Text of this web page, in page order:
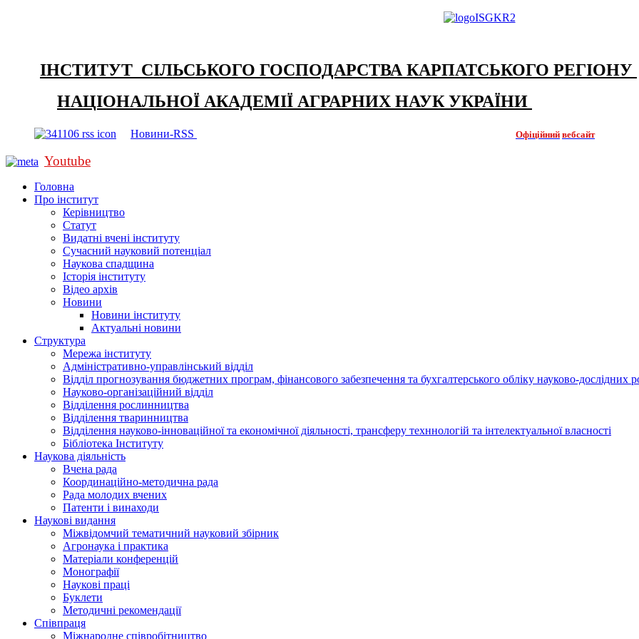
ІНСТИТУТ СІЛЬСЬКОГО ГОСПОДАРСТВА КАРПАТСЬКОГО РЕГІОНУ
НАЦІОНАЛЬНОЇ АКАДЕМІЇ АГРАРНИХ НАУК УКРАЇНИ
Новини-RSS Офіційний вебсайт
Youtube
Головна
Про інститут
Керівництво
Статут
Видатні вчені інституту
Сучасний науковий потенціал
Наукова спадщина
Історія інституту
Відео архів
Новини
Новини інституту
Актуальні новини
Структура
Мережа інституту
Адміністративно-управлінський відділ
Відділ прогнозування бюджетних програм, фінансового забезпечення та бухгалтерського обліку науково-дослідних
Науково-організаційний відділ
Відділення рослинництва
Відділення тваринництва
Відділення науково-інноваційної та економічної діяльності, трансферу техннологій та інтелектуальної власності
Бібліотека Інституту
Наукова діяльність
Вчена рада
Координаційно-методична рада
Рада молодих вчених
Патенти і винаходи
Наукові видання
Міжвідомчий тематичний науковий збірник
Агронаука і практика
Матеріали конференцій
Монографії
Наукові праці
Буклети
Методичні рекомендації
Співпраця
Міжнародне співробітництво